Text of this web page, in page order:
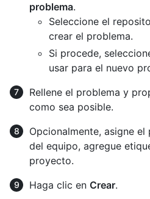
problema.
Seleccione el
crear el problema.
Si procede,
usar para el nuevo
Rellene el problema y
como sea posible.
Opcionalmente, asigne
del equipo, agregue
proyecto.
Haga clic en Crear.